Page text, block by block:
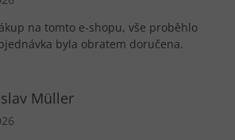
na tomto e-shopu, vše proběhlo
byla obratem doručena.
Müller
obchodu je 5 z 5 hvězdiček.